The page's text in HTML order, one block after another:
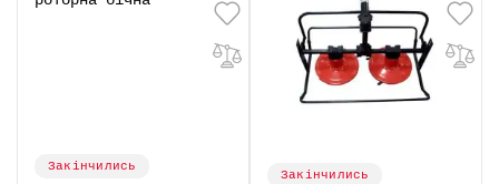
Закінчились
Закінчились